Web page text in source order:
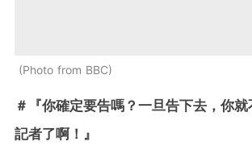
Photo from BBC
＃『你確定要告嗎？一旦告下去，你
記者了啊！』